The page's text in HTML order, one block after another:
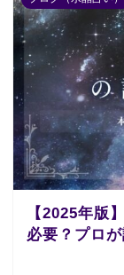
【2025年版
必要？プロ